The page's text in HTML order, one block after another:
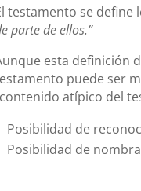
testamento se define
parte de ellos.”
esta definición
puede ser
atípico del
Posibilidad de
Posibilidad de